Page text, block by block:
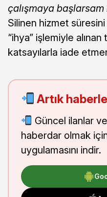
çalışmaya başlarsam
Silinen hizmet
“ihya” işlemiyle alınan
katsayılarla iade
Artık
Güncel ilanlar
haberdar olmak
uygulamasını indir.